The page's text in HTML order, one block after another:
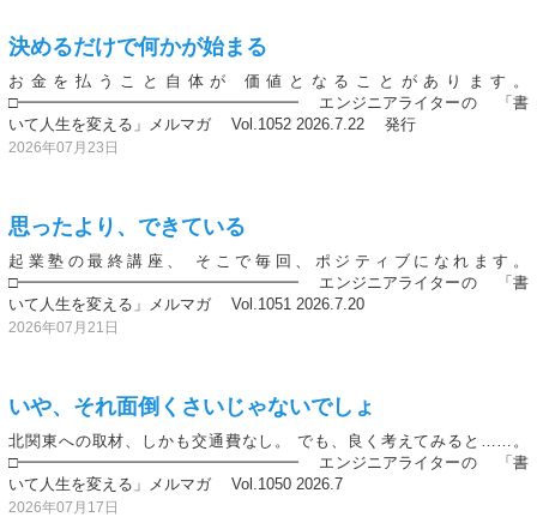
決めるだけで何かが始まる
お金を払うこと自体が 価値となることがあります。
□━━━━━━━━━━━━━━━━━━ エンジニアライターの 「書
いて人生を変える」メルマガ Vol.1052 2026.7.22 発行
2026年07月23日
思ったより、できている
起業塾の最終講座、 そこで毎回、ポジティブになれます。
□━━━━━━━━━━━━━━━━━━ エンジニアライターの 「書
いて人生を変える」メルマガ Vol.1051 2026.7.20
2026年07月21日
いや、それ面倒くさいじゃないでしょ
北関東への取材、しかも交通費なし。 でも、良く考えてみると……。
□━━━━━━━━━━━━━━━━━━ エンジニアライターの 「書
いて人生を変える」メルマガ Vol.1050 2026.7
2026年07月17日